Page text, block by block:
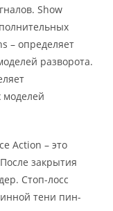
Show
– определяет
разворота.
моделей
Action – это
закрытия
Стоп-лосс
тени пин-